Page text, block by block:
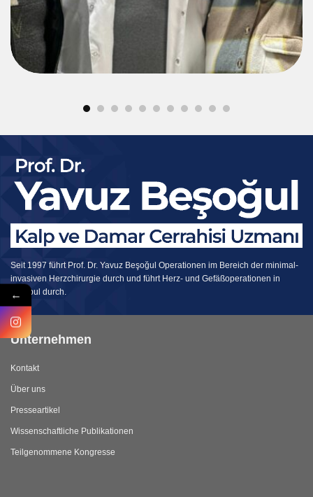
Seit 1997 führt Prof. Dr. Yavuz Beşoğul Operationen im Bereich der minimal-
invasiven Herzchirurgie durch und führt Herz- und Gefäßoperationen in
Istanbul durch.
Unternehmen
Kontakt
Über uns
Presseartikel
Wissenschaftliche Publikationen
Teilgenommene Kongresse
←